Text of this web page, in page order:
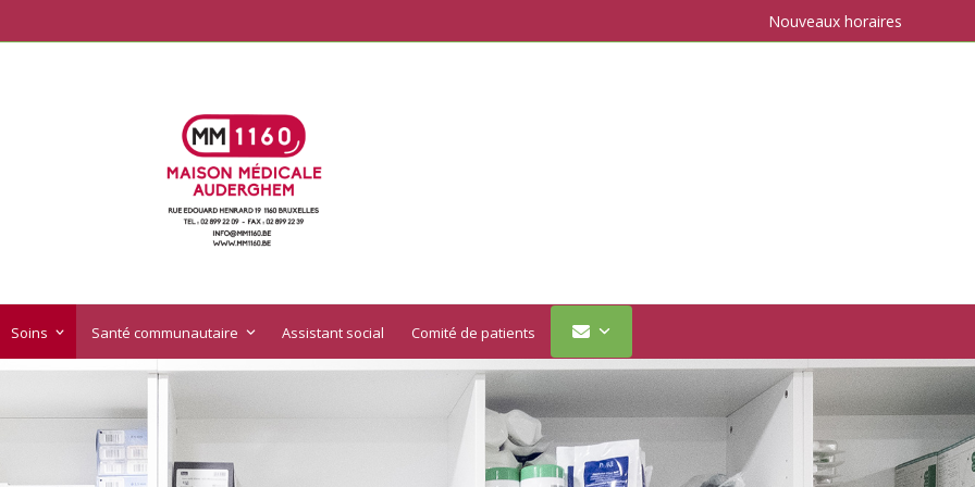
Nouveaux horaires
Soins Santé communautaire Assistant social Comité de patients